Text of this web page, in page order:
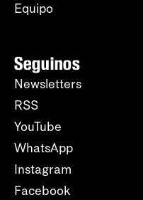
Equipo
Seguinos
Newsletters
RSS
YouTube
WhatsApp
Instagram
Facebook